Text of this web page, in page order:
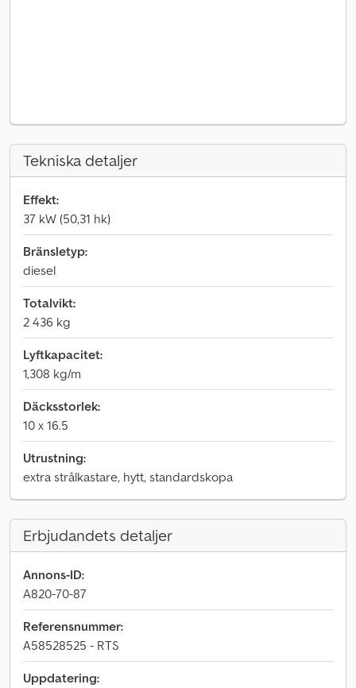
Tekniska detaljer
Effekt:
37 kW (50,31 hk)
Bränsletyp:
diesel
Totalvikt:
2 436 kg
Lyftkapacitet:
1,308 kg/m
Däcksstorlek:
10 x 16.5
Utrustning:
extra strålkastare, hytt, standardskopa
Erbjudandets detaljer
Annons-ID:
A820-70-87
Referensnummer:
A58528525 - RTS
Uppdatering: